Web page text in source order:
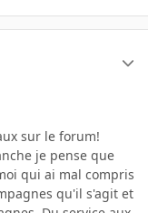
sur le forum!
je pense que
qui ai mal compris
qu'il s'agit et